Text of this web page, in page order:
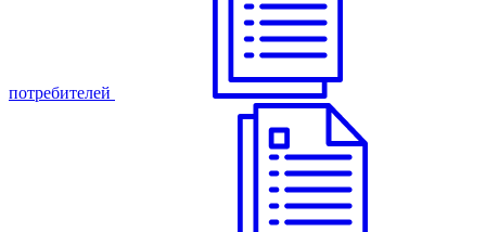
потребителей